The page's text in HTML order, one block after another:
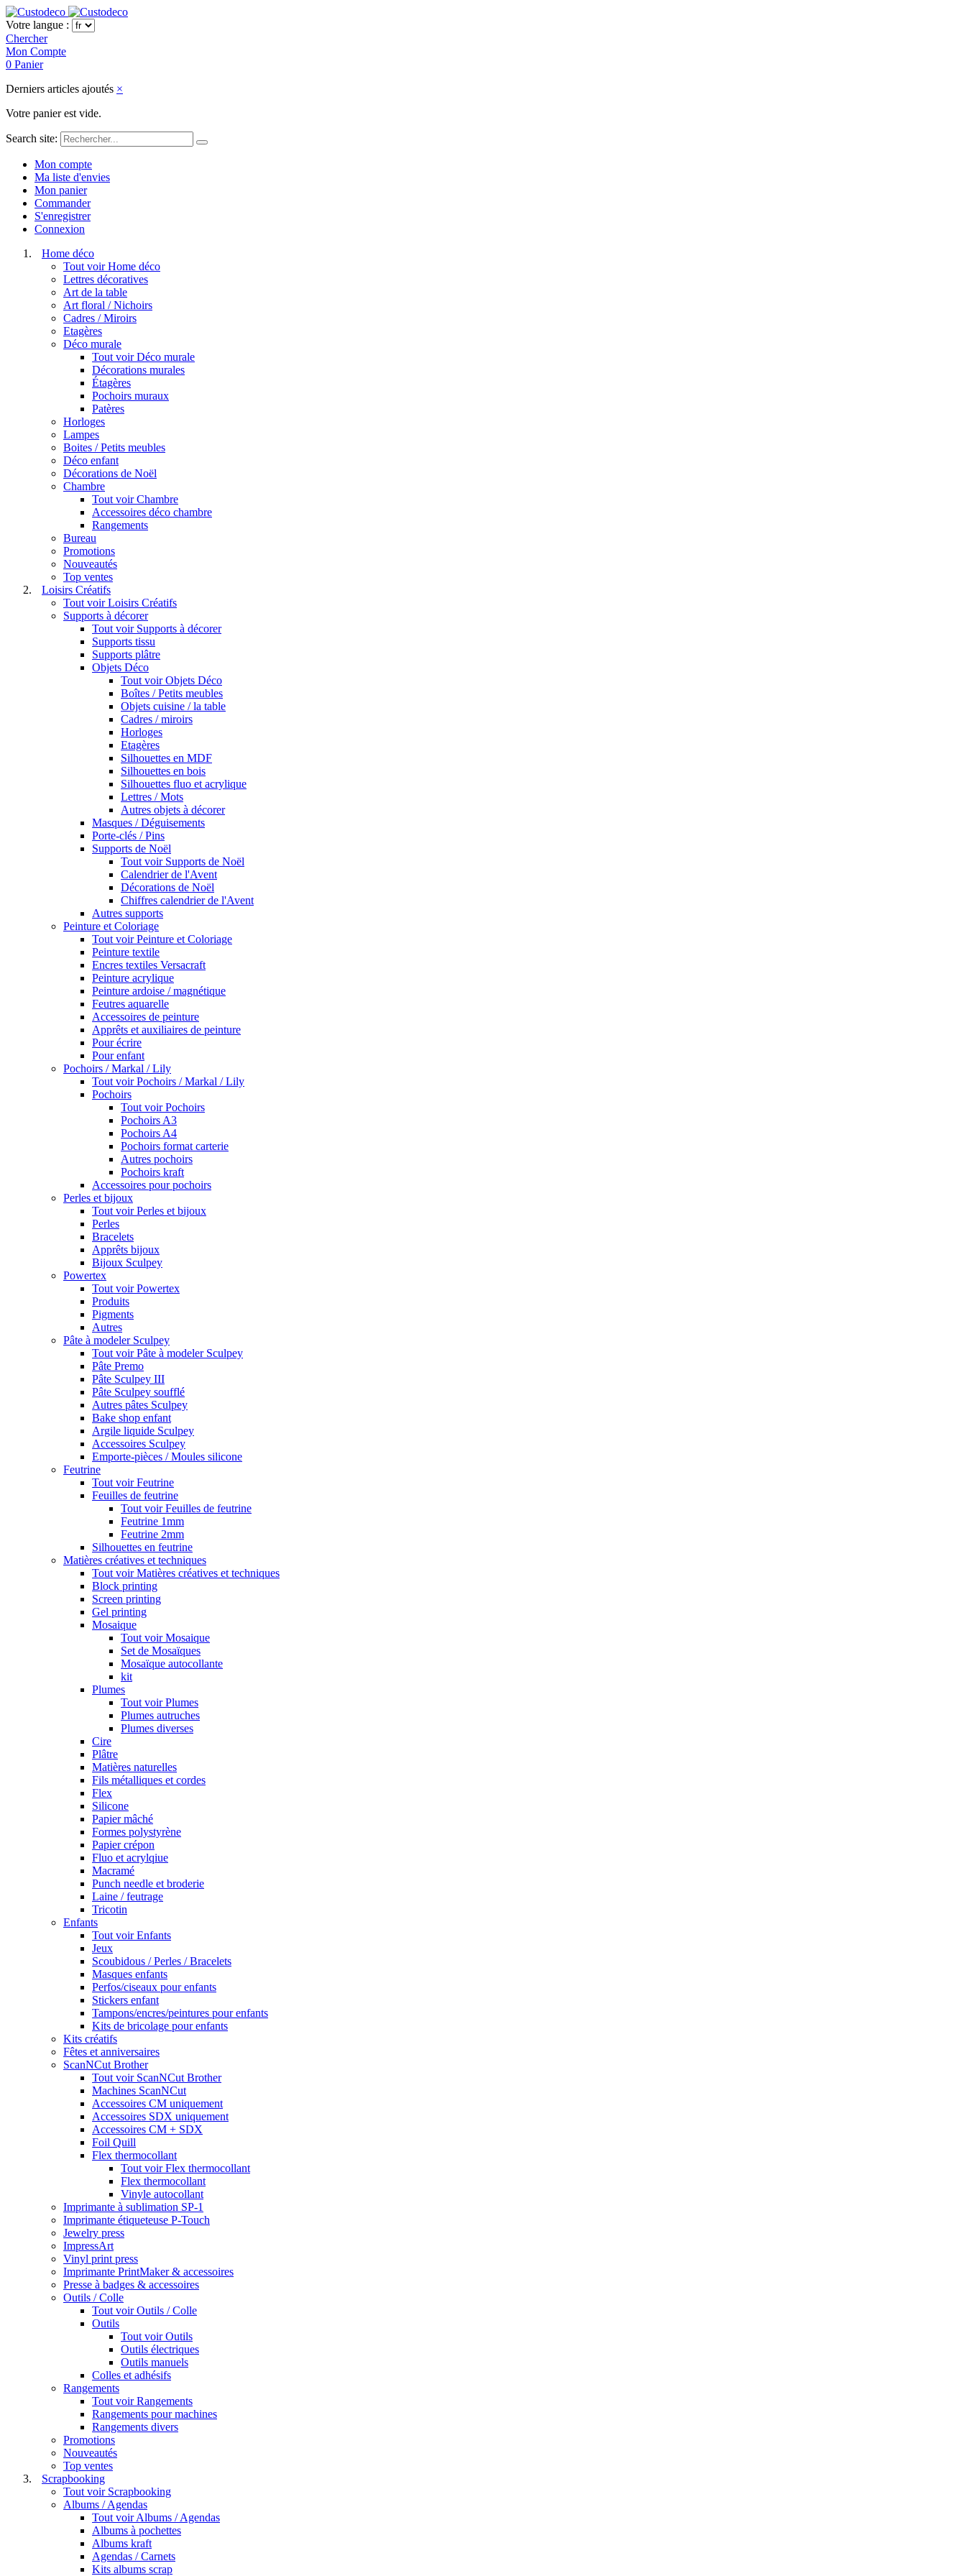
Votre langue :
Chercher
Mon Compte
0 Panier
Derniers articles ajoutés ×
Votre panier est vide.
Search site:
Mon compte
Ma liste d'envies
Mon panier
Commander
S'enregistrer
Connexion
Home déco
Tout voir Home déco
Lettres décoratives
Art de la table
Art floral / Nichoirs
Cadres / Miroirs
Etagères
Déco murale
Tout voir Déco murale
Décorations murales
Étagères
Pochoirs muraux
Patères
Horloges
Lampes
Boites / Petits meubles
Déco enfant
Décorations de Noël
Chambre
Tout voir Chambre
Accessoires déco chambre
Rangements
Bureau
Promotions
Nouveautés
Top ventes
Loisirs Créatifs
Tout voir Loisirs Créatifs
Supports à décorer
Tout voir Supports à décorer
Supports tissu
Supports plâtre
Objets Déco
Tout voir Objets Déco
Boîtes / Petits meubles
Objets cuisine / la table
Cadres / miroirs
Horloges
Etagères
Silhouettes en MDF
Silhouettes en bois
Silhouettes fluo et acrylique
Lettres / Mots
Autres objets à décorer
Masques / Déguisements
Porte-clés / Pins
Supports de Noël
Tout voir Supports de Noël
Calendrier de l'Avent
Décorations de Noël
Chiffres calendrier de l'Avent
Autres supports
Peinture et Coloriage
Tout voir Peinture et Coloriage
Peinture textile
Encres textiles Versacraft
Peinture acrylique
Peinture ardoise / magnétique
Feutres aquarelle
Accessoires de peinture
Apprêts et auxiliaires de peinture
Pour écrire
Pour enfant
Pochoirs / Markal / Lily
Tout voir Pochoirs / Markal / Lily
Pochoirs
Tout voir Pochoirs
Pochoirs A3
Pochoirs A4
Pochoirs format carterie
Autres pochoirs
Pochoirs kraft
Accessoires pour pochoirs
Perles et bijoux
Tout voir Perles et bijoux
Perles
Bracelets
Apprêts bijoux
Bijoux Sculpey
Powertex
Tout voir Powertex
Produits
Pigments
Autres
Pâte à modeler Sculpey
Tout voir Pâte à modeler Sculpey
Pâte Premo
Pâte Sculpey III
Pâte Sculpey soufflé
Autres pâtes Sculpey
Bake shop enfant
Argile liquide Sculpey
Accessoires Sculpey
Emporte-pièces / Moules silicone
Feutrine
Tout voir Feutrine
Feuilles de feutrine
Tout voir Feuilles de feutrine
Feutrine 1mm
Feutrine 2mm
Silhouettes en feutrine
Matières créatives et techniques
Tout voir Matières créatives et techniques
Block printing
Screen printing
Gel printing
Mosaique
Tout voir Mosaique
Set de Mosaïques
Mosaïque autocollante
kit
Plumes
Tout voir Plumes
Plumes autruches
Plumes diverses
Cire
Plâtre
Matières naturelles
Fils métalliques et cordes
Flex
Silicone
Papier mâché
Formes polystyrène
Papier crépon
Fluo et acrylqiue
Macramé
Punch needle et broderie
Laine / feutrage
Tricotin
Enfants
Tout voir Enfants
Jeux
Scoubidous / Perles / Bracelets
Masques enfants
Perfos/ciseaux pour enfants
Stickers enfant
Tampons/encres/peintures pour enfants
Kits de bricolage pour enfants
Kits créatifs
Fêtes et anniversaires
ScanNCut Brother
Tout voir ScanNCut Brother
Machines ScanNCut
Accessoires CM uniquement
Accessoires SDX uniquement
Accessoires CM + SDX
Foil Quill
Flex thermocollant
Tout voir Flex thermocollant
Flex thermocollant
Vinyle autocollant
Imprimante à sublimation SP-1
Imprimante étiqueteuse P-Touch
Jewelry press
ImpressArt
Vinyl print press
Imprimante PrintMaker & accessoires
Presse à badges & accessoires
Outils / Colle
Tout voir Outils / Colle
Outils
Tout voir Outils
Outils électriques
Outils manuels
Colles et adhésifs
Rangements
Tout voir Rangements
Rangements pour machines
Rangements divers
Promotions
Nouveautés
Top ventes
Scrapbooking
Tout voir Scrapbooking
Albums / Agendas
Tout voir Albums / Agendas
Albums à pochettes
Albums kraft
Agendas / Carnets
Kits albums scrap